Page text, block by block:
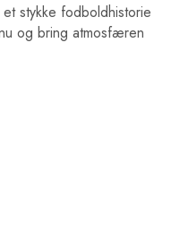
stykke fodboldhistorie
og bring atmosfæren